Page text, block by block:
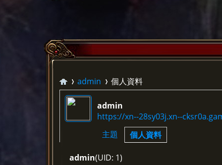
›
admin 個人資料
admin
https://xn--28sy03j.xn--
主題
個人資料
admin(UID: 1)